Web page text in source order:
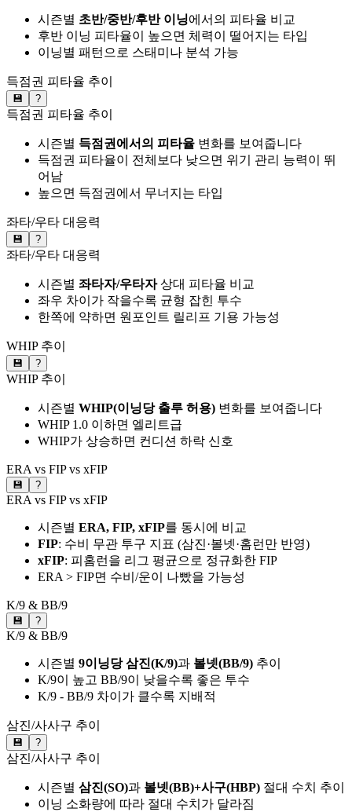
시즌별 초반/중반/후반 이닝에서의 피타율 비교
후반 이닝 피타율이 높으면 체력이 떨어지는 타입
이닝별 패턴으로 스태미나 분석 가능
득점권 피타율 추이
💾 ?
득점권 피타율 추이
시즌별 득점권에서의 피타율 변화를 보여줍니다
득점권 피타율이 전체보다 낮으면 위기 관리 능력이 뛰
어남
높으면 득점권에서 무너지는 타입
좌타/우타 대응력
💾 ?
좌타/우타 대응력
시즌별 좌타자/우타자상대 피타율 비교
좌우 차이가 작을수록 균형 잡힌 투수
한쪽에 약하면 원포인트 릴리프 기용 가능성
WHIP 추이
💾 ?
WHIP 추이
시즌별 WHIP(이닝당 출루 허용) 변화를 보여줍니다
WHIP 1.0 이하면 엘리트급
WHIP가 상승하면 컨디션 하락 신호
ERA vs FIP vs xFIP
💾 ?
ERA vs FIP vs xFIP
시즌별 ERA, FIP, xFIP를 동시에 비교
FIP: 수비 무관 투구 지표 (삼진·볼넷·홈런만 반영)
xFIP: 피홈런을 리그 평균으로 정규화한 FIP
ERA > FIP면 수비/운이 나빴을 가능성
K/9 & BB/9
💾 ?
K/9 & BB/9
시즌별 9이닝당 삼진(K/9)과 볼넷(BB/9) 추이
K/9이 높고 BB/9이 낮을수록 좋은 투수
K/9 - BB/9 차이가 클수록 지배적
삼진/사사구 추이
💾 ?
삼진/사사구 추이
시즌별 삼진(SO)과 볼넷(BB)+사구(HBP) 절대 수치 추이
이닝 소화량에 따라 절대 수치가 달라짐